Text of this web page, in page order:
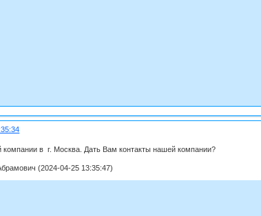
компании в г. Москва. Дать Вам контакты нашей компании?
(2024-04-25 13:35:47)